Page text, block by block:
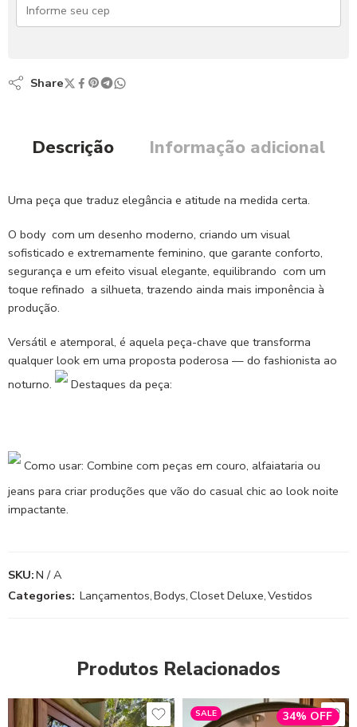
Share
Descrição Informação adicional
Uma peça que traduz elegância e atitude na medida certa.
O body com um desenho moderno, criando um visual
sofisticado e extremamente feminino, que garante conforto,
segurança e um efeito visual elegante, equilibrando com um
toque refinado a silhueta, trazendo ainda mais imponência à
produção.
Versátil e atemporal, é aquela peça-chave que transforma
qualquer look em uma proposta poderosa — do fashionista ao
noturno.
Destaques da peça:
Como usar: Combine com peças em couro, alfaiataria ou
jeans para criar produções que vão do casual chic ao look noite
impactante.
SKU:N / A
Categories: Lançamentos,Bodys,Closet Deluxe,Vestidos
Produtos Relacionados
SALE 34% OFF